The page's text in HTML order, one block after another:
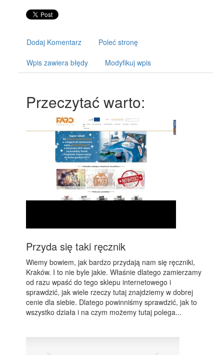
Dodaj Komentarz Poleć stronę
Wpis zawiera błędy Modyfikuj wpis
Przeczytać warto:
Przyda się taki ręcznik
Wiemy bowiem, jak bardzo przydają nam się ręczniki,
Kraków. I to nie byle jakie. Właśnie dlatego zamierzamy
od razu wpaść do tego sklepu internetowego i
sprawdzić, jak wiele rzeczy tutaj znajdziemy w dobrej
cenie dla siebie. Dlatego powinniśmy sprawdzić, jak to
wszystko działa i na czym możemy tutaj polega...